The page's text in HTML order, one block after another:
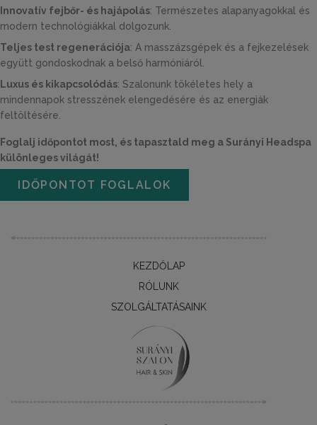
Innovatív fejbőr- és hajápolás: Természetes alapanyagokkal és
modern technológiákkal dolgozunk.
Teljes test regenerációja: A masszázsgépek és a fejkezelések
együtt gondoskodnak a belső harmóniáról.
Luxus és kikapcsolódás: Szalonunk tökéletes hely a
mindennapok stresszének elengedésére és az energiák
feltöltésére.
Foglalj időpontot most, és tapasztald meg a Surányi Headspa
különleges világát!
IDŐPONTOT FOGLALOK
KEZDŐLAP
RÓLUNK
SZOLGÁLTATÁSAINK